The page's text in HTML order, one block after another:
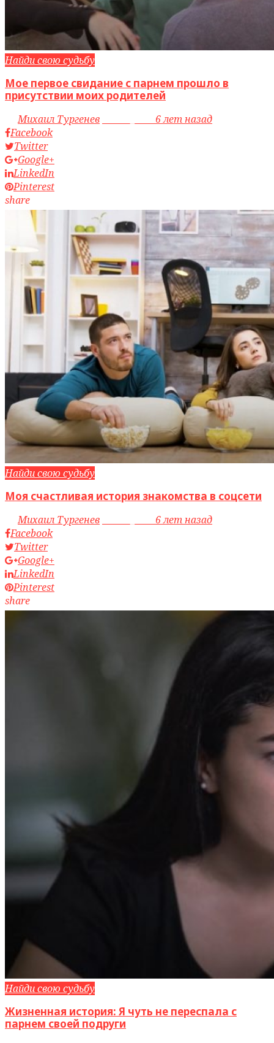
Найди свою судьбу
Мое первое свидание с парнем прошло в
присутствии моих родителей
byМихаил Тургенев
6 лет назад
Facebook
Twitter
Google+
LinkedIn
Pinterest
share
Найди свою судьбу
Моя счастливая история знакомства в соцсети
byМихаил Тургенев
6 лет назад
Facebook
Twitter
Google+
LinkedIn
Pinterest
share
Найди свою судьбу
Жизненная история: Я чуть не переспала с
парнем своей подруги